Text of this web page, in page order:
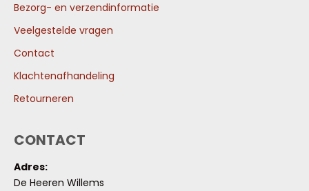
Bezorg- en verzendinformatie
Veelgestelde vragen
Contact
Klachtenafhandeling
Retourneren
CONTACT
Adres:
De Heeren Willems